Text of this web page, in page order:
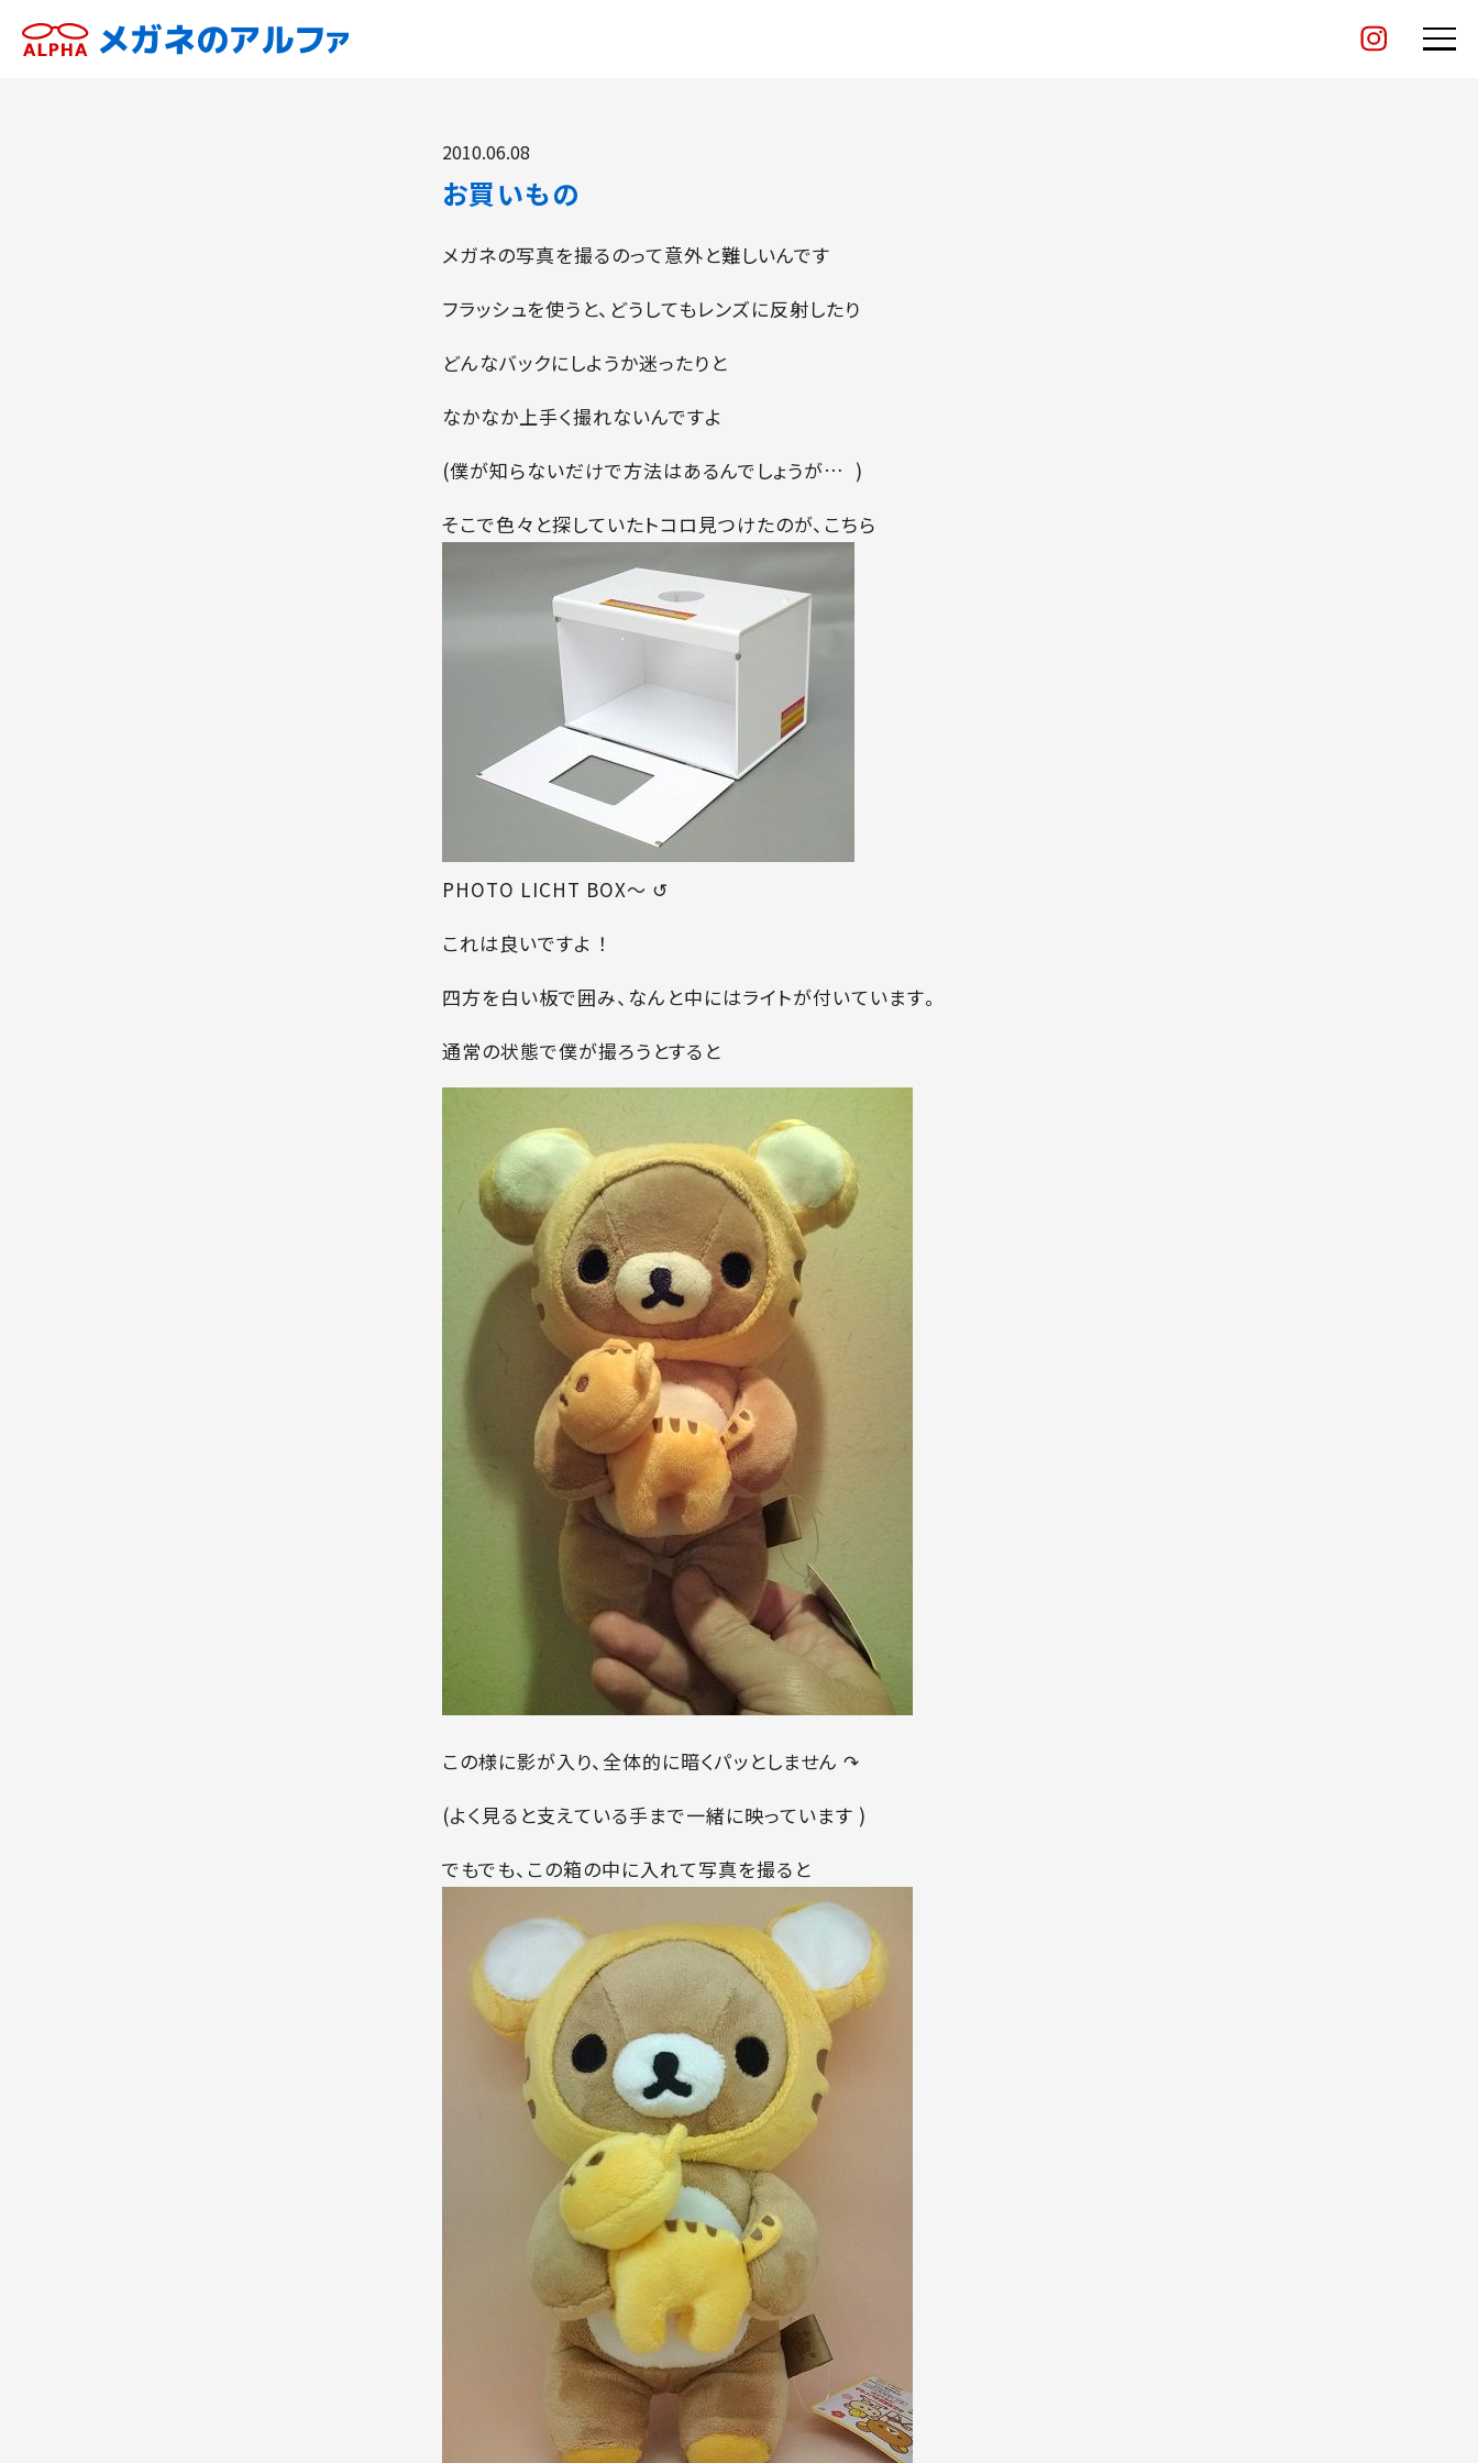
2010.06.08
お買いもの
メガネの写真を撮るのって意外と難しいんです
フラッシュを使うと、どうしてもレンズに反射したり
どんなバックにしようか迷ったりと
なかなか上手く撮れないんですよ
(僕が知らないだけで方法はあるんでしょうが… )
そこで色々と探していたトコロ見つけたのが、こちら
PHOTO LICHT BOX～ ↺
これは良いですよ ！
四方を白い板で囲み、なんと中にはライトが付いています。
通常の状態で僕が撮ろうとすると
この様に影が入り、全体的に暗くパッとしません ↷
(よく見ると支えている手まで一緒に映っています )
でもでも、この箱の中に入れて写真を撮ると